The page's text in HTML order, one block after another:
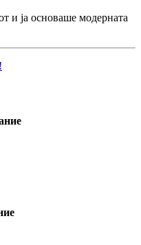
и ја основаше модерната